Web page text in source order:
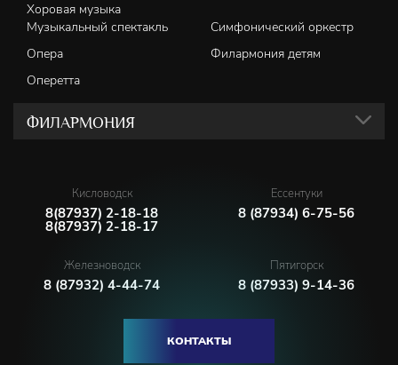
Хоровая музыка
Музыкальный спектакль
Симфонический оркестр
Опера
Филармония детям
Оперетта
ФИЛАРМОНИЯ
Кисловодск
8(87937) 2-18-18
8(87937) 2-18-17
Ессентуки
8 (87934) 6-75-56
Железноводск
8 (87932) 4-44-74
Пятигорск
8 (87933) 9-14-36
КОНТАКТЫ